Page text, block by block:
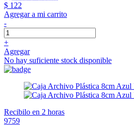
$ 122
Agregar a mi carrito
-
+
Agregar
No hay suficiente stock disponible
Recibilo en 2 horas
9759